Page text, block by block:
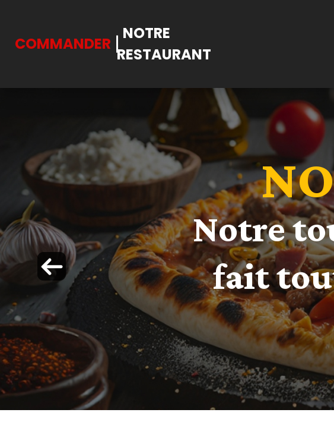
Allergènes
Charte Qualité
C.G.V
Contact
Mentions Légales
Mobile
Programme De Fidélité
Avis
Mon Compte
Notre Restaurant
Zones de Livraison
COMMANDER
NOTRE
RESTAURANT
NOS